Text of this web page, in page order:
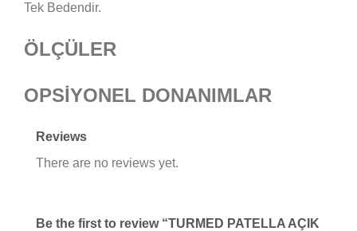
Tek Bedendir.
ÖLÇÜLER
OPSİYONEL DONANIMLAR
Reviews
There are no reviews yet.
Be the first to review “TURMED PATELLA AÇIK